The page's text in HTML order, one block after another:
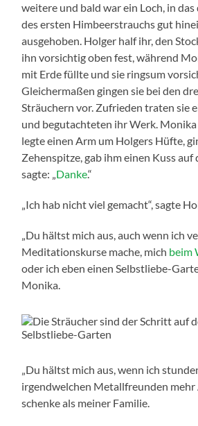
weitere und bald war ein Loch, in
des ersten Himbeerstrauchs gut
ausgehoben. Holger half ihr, den
ihn vorsichtig oben fest, während
mit Erde füllte und sie ringsum
Gleichermaßen gingen sie bei den
Sträuchern vor. Zufrieden traten sie
und begutachteten ihr Werk. Monika
legte einen Arm um Holgers Hüfte,
Zehenspitze, gab ihm einen Kuss auf
sagte: „Danke.“
„Ich hab nicht viel gemacht“, sagte
„Du hältst mich aus, auch wenn ich
Meditationskurse mache, mich beim
oder ich eben einen Selbstliebe-
Monika.
„Du hältst mich aus, wenn ich
irgendwelchen Metallfreunden
schenke als meiner Familie.